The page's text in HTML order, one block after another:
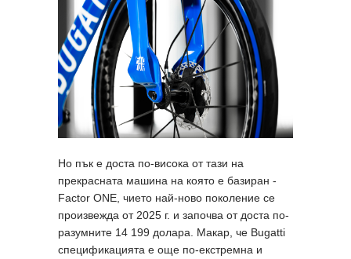
Но пък е доста по-висока от тази на
прекрасната машина на която е базиран -
Factor ONE, чието най-ново поколение се
произвежда от 2025 г. и започва от доста по-
разумните 14 199 долара. Макар, че Bugatti
спецификацията е още по-екстремна и